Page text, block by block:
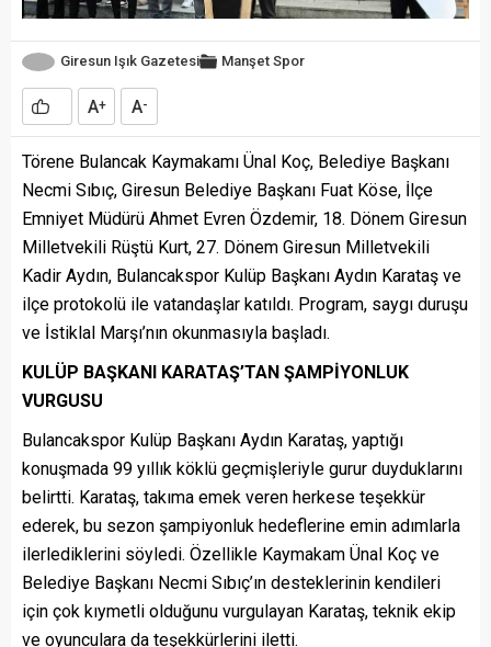
Giresun Işık Gazetesi Manşet Spor
A+ A-
Törene Bulancak Kaymakamı Ünal Koç, Belediye Başkanı
Necmi Sıbıç, Giresun Belediye Başkanı Fuat Köse, İlçe
Emniyet Müdürü Ahmet Evren Özdemir, 18. Dönem Giresun
Milletvekili Rüştü Kurt, 27. Dönem Giresun Milletvekili
Kadir Aydın, Bulancakspor Kulüp Başkanı Aydın Karataş ve
ilçe protokolü ile vatandaşlar katıldı. Program, saygı duruşu
ve İstiklal Marşı’nın okunmasıyla başladı.
KULÜP BAŞKANI KARATAŞ’TAN ŞAMPİYONLUK
VURGUSU
Bulancakspor Kulüp Başkanı Aydın Karataş, yaptığı
konuşmada 99 yıllık köklü geçmişleriyle gurur duyduklarını
belirtti. Karataş, takıma emek veren herkese teşekkür
ederek, bu sezon şampiyonluk hedeflerine emin adımlarla
ilerlediklerini söyledi. Özellikle Kaymakam Ünal Koç ve
Belediye Başkanı Necmi Sıbıç’ın desteklerinin kendileri
için çok kıymetli olduğunu vurgulayan Karataş, teknik ekip
ve oyunculara da teşekkürlerini iletti.